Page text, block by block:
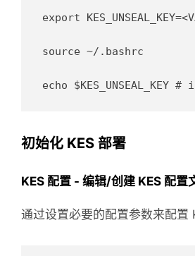
export
source ~/.bashrc
初始化 KES 部署
KES 配置 - 编辑/创建 KES 配置
通过设置必要的配置参数来配置